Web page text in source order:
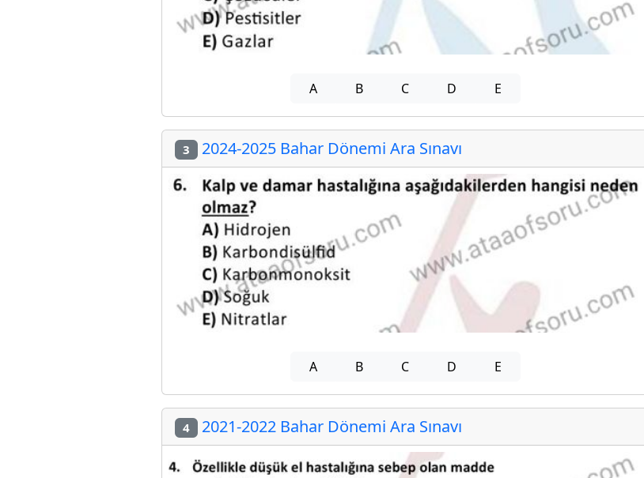
A B C D E
3 2024-2025 Bahar Dönemi Ara Sınavı
A B C D E
4 2021-2022 Bahar Dönemi Ara Sınavı